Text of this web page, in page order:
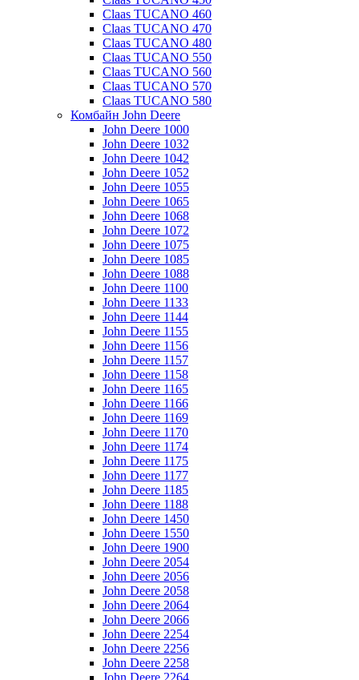
Claas TUCANO 460
Claas TUCANO 470
Claas TUCANO 480
Claas TUCANO 550
Claas TUCANO 560
Claas TUCANO 570
Claas TUCANO 580
Комбайн John Deere
John Deere 1000
John Deere 1032
John Deere 1042
John Deere 1052
John Deere 1055
John Deere 1065
John Deere 1068
John Deere 1072
John Deere 1075
John Deere 1085
John Deere 1088
John Deere 1100
John Deere 1133
John Deere 1144
John Deere 1155
John Deere 1156
John Deere 1157
John Deere 1158
John Deere 1165
John Deere 1166
John Deere 1169
John Deere 1170
John Deere 1174
John Deere 1175
John Deere 1177
John Deere 1185
John Deere 1188
John Deere 1450
John Deere 1550
John Deere 1900
John Deere 2054
John Deere 2056
John Deere 2058
John Deere 2064
John Deere 2066
John Deere 2254
John Deere 2256
John Deere 2258
John Deere 2264